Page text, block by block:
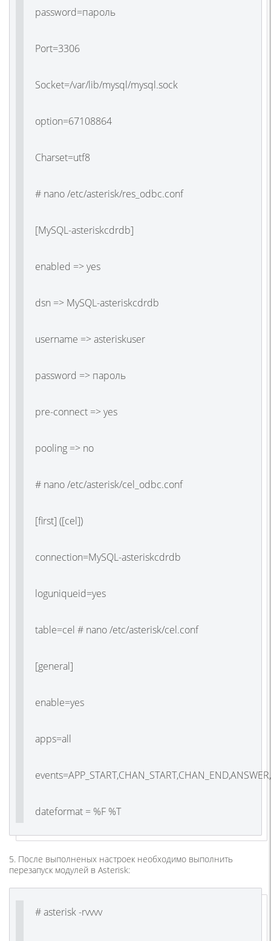
password=пароль
Port=3306
Socket=/var/lib/mysql/mysql.sock
option=67108864
Charset=utf8
# nano /etc/asterisk/res_odbc.conf
[MySQL-asteriskcdrdb]
enabled => yes
dsn => MySQL-asteriskcdrdb
username => asteriskuser
password => пароль
pre-connect => yes
pooling => no
# nano /etc/asterisk/cel_odbc.conf
[first] ([cel])
connection=MySQL-asteriskcdrdb
loguniqueid=yes
table=cel # nano /etc/asterisk/cel.conf
[general]
enable=yes
apps=all
dateformat = %F %T
5. После выполненых настроек необходимо выполнить
перезапуск модулей в Asterisk:
# asterisk -rvvvv